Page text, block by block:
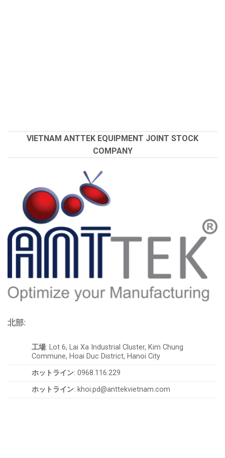
VIETNAM ANTTEK EQUIPMENT JOINT STOCK
COMPANY
北部:
工場: Lot 6, Lai Xa Industrial Cluster, Kim Chung
Commune, Hoai Duc District, Hanoi City
ホットライン: 0968.116.229
ホットライン: khoi.pd@anttekvietnam.com